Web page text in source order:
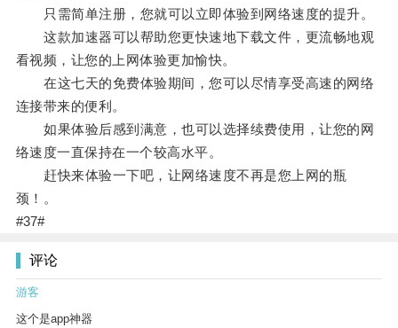
只需简单注册，您就可以立即体验到网络速度的提升。
这款加速器可以帮助您更快速地下载文件，更流畅地观
看视频，让您的上网体验更加愉快。
在这七天的免费体验期间，您可以尽情享受高速的网络
连接带来的便利。
如果体验后感到满意，也可以选择续费使用，让您的网
络速度一直保持在一个较高水平。
赶快来体验一下吧，让网络速度不再是您上网的瓶
颈！。
#37#
评论
游客
这个是app神器